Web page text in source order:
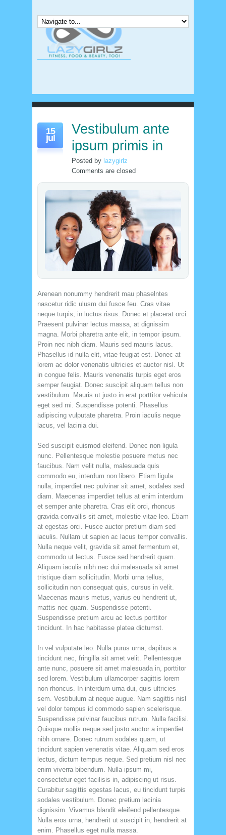
15
jul
Vestibulum ante
ipsum primis in
Posted by lazygirlz
Comments are closed
Arenean nonummy hendrerit mau phaselntes
nascetur ridic ulusm dui fusce feu. Cras vitae
neque turpis, in luctus risus. Donec et placerat orci.
Praesent pulvinar lectus massa, at dignissim
magna. Morbi pharetra ante elit, in tempor ipsum.
Proin nec nibh diam. Mauris sed mauris lacus.
Phasellus id nulla elit, vitae feugiat est. Donec at
lorem ac dolor venenatis ultricies et auctor nisl. Ut
in congue felis. Mauris venenatis turpis eget eros
semper feugiat. Donec suscipit aliquam tellus non
vestibulum. Mauris ut justo in erat porttitor vehicula
eget sed mi. Suspendisse potenti. Phasellus
adipiscing vulputate pharetra. Proin iaculis neque
lacus, vel lacinia dui.
Sed suscipit euismod eleifend. Donec non ligula
nunc. Pellentesque molestie posuere metus nec
faucibus. Nam velit nulla, malesuada quis
commodo eu, interdum non libero. Etiam ligula
nulla, imperdiet nec pulvinar sit amet, sodales sed
diam. Maecenas imperdiet tellus at enim interdum
et semper ante pharetra. Cras elit orci, rhoncus
gravida convallis sit amet, molestie vitae leo. Etiam
at egestas orci. Fusce auctor pretium diam sed
iaculis. Nullam ut sapien ac lacus tempor convallis.
Nulla neque velit, gravida sit amet fermentum et,
commodo ut lectus. Fusce sed hendrerit quam.
Aliquam iaculis nibh nec dui malesuada sit amet
tristique diam sollicitudin. Morbi urna tellus,
sollicitudin non consequat quis, cursus in velit.
Maecenas mauris metus, varius eu hendrerit ut,
mattis nec quam. Suspendisse potenti.
Suspendisse pretium arcu ac lectus porttitor
tincidunt. In hac habitasse platea dictumst.
In vel vulputate leo. Nulla purus urna, dapibus a
tincidunt nec, fringilla sit amet velit. Pellentesque
ante nunc, posuere sit amet malesuada in, porttitor
sed lorem. Vestibulum ullamcorper sagittis lorem
non rhoncus. In interdum urna dui, quis ultricies
sem. Vestibulum at neque augue. Nam sagittis nisl
vel dolor tempus id commodo sapien scelerisque.
Suspendisse pulvinar faucibus rutrum. Nulla facilisi.
Quisque mollis neque sed justo auctor a imperdiet
nibh ornare. Donec rutrum sodales quam, ut
tincidunt sapien venenatis vitae. Aliquam sed eros
lectus, dictum tempus neque. Sed pretium nisl nec
enim viverra bibendum. Nulla ipsum mi,
consectetur eget facilisis in, adipiscing ut risus.
Curabitur sagittis egestas lacus, eu tincidunt turpis
sodales vestibulum. Donec pretium lacinia
dignissim. Vivamus blandit eleifend pellentesque.
Nulla eros urna, hendrerit ut suscipit in, hendrerit at
enim. Phasellus eget nulla massa.